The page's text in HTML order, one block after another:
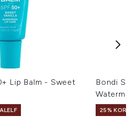
Lip Balm - Sweet
Bondi
25%